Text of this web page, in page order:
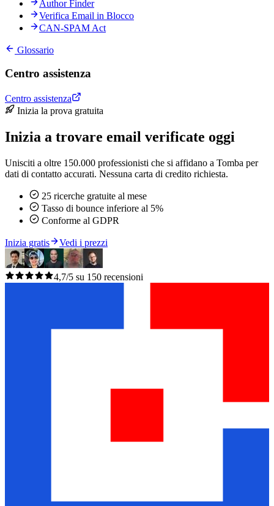
Author Finder
Verifica Email in Blocco
CAN-SPAM Act
Glossario
Centro assistenza
Centro assistenza
Inizia la prova gratuita
Inizia a trovare email verificate oggi
Unisciti a oltre 150.000 professionisti che si affidano a Tomba per
dati di contatto accurati. Nessuna carta di credito richiesta.
25 ricerche gratuite al mese
Tasso di bounce inferiore al 5%
Conforme al GDPR
Inizia gratis Vedi i prezzi
4,7/5 su 150 recensioni